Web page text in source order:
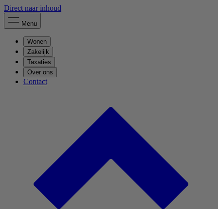
Direct naar inhoud
Menu
Wonen
Zakelijk
Taxaties
Over ons
Contact